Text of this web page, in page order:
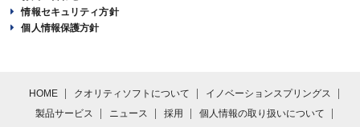
情報セキュリティ方針
個人情報保護方針
HOME クオリティソフトについて
イノベーションスプリングス
製品サービス
ニュース 採用
個人情報の取り扱いについて